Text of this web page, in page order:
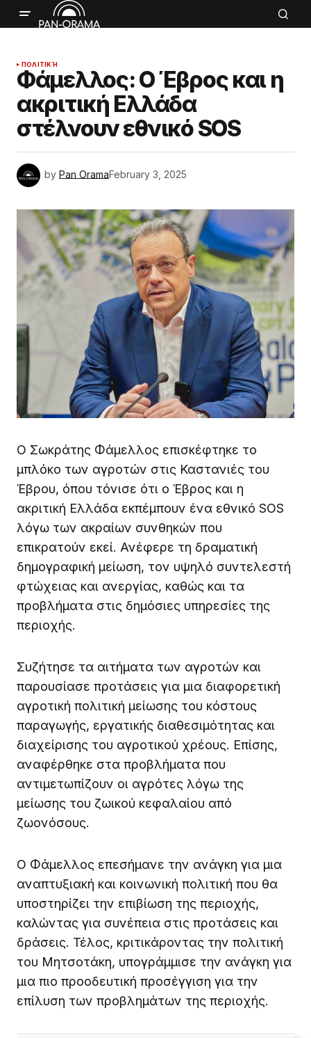
ΠΟΛΙΤΙΚΉ
Φάμελλος: Ο Έβρος και η
ακριτική Ελλάδα
στέλνουν εθνικό SOS
by Pan OramaFebruary 3, 2025
Ο Σωκράτης Φάμελλος επισκέφτηκε το
μπλόκο των αγροτών στις Καστανιές του
Έβρου, όπου τόνισε ότι ο Έβρος και η
ακριτική Ελλάδα εκπέμπουν ένα εθνικό SOS
λόγω των ακραίων συνθηκών που
επικρατούν εκεί. Ανέφερε τη δραματική
δημογραφική μείωση, τον υψηλό συντελεστή
φτώχειας και ανεργίας, καθώς και τα
προβλήματα στις δημόσιες υπηρεσίες της
περιοχής.
Συζήτησε τα αιτήματα των αγροτών και
παρουσίασε προτάσεις για μια διαφορετική
αγροτική πολιτική μείωσης του κόστους
παραγωγής, εργατικής διαθεσιμότητας και
διαχείρισης του αγροτικού χρέους. Επίσης,
αναφέρθηκε στα προβλήματα που
αντιμετωπίζουν οι αγρότες λόγω της
μείωσης του ζωικού κεφαλαίου από
ζωονόσους.
Ο Φάμελλος επεσήμανε την ανάγκη για μια
αναπτυξιακή και κοινωνική πολιτική που θα
υποστηρίζει την επιβίωση της περιοχής,
καλώντας για συνέπεια στις προτάσεις και
δράσεις. Τέλος, κριτικάροντας την πολιτική
του Μητσοτάκη, υπογράμμισε την ανάγκη για
μια πιο προοδευτική προσέγγιση για την
επίλυση των προβλημάτων της περιοχής.